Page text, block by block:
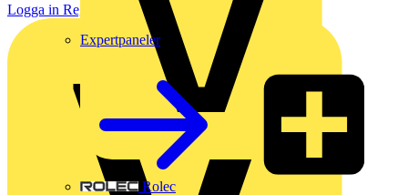
Rolec
Expertpaneler
Logga in Registrera dig